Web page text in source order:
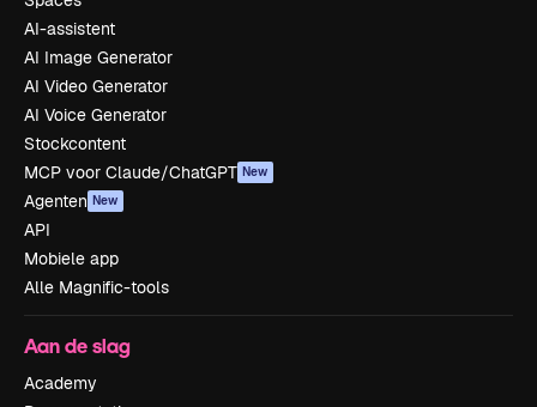
AI-assistent
AI Image Generator
AI Video Generator
AI Voice Generator
Stockcontent
MCP voor Claude/ChatGPT New
Agenten New
API
Mobiele app
Alle Magnific-tools
Aan de slag
Academy